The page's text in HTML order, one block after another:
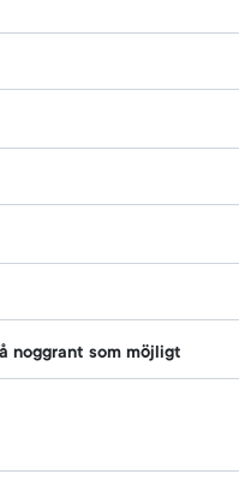
noggrant som möjligt